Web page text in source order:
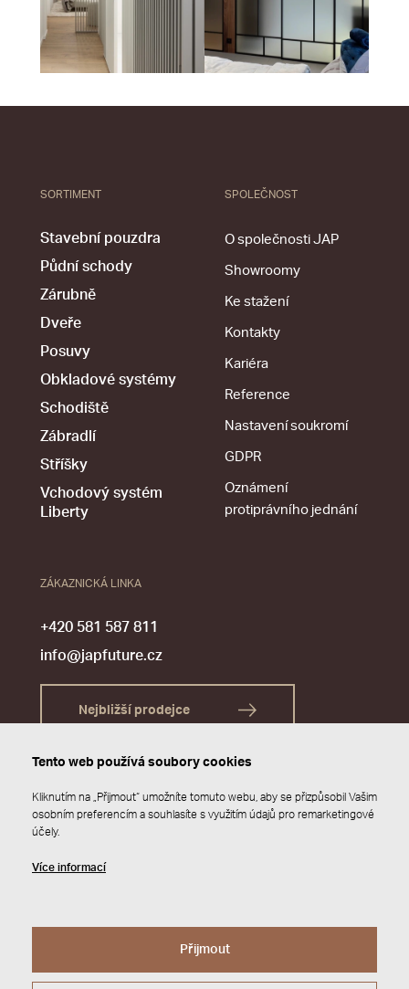
SORTIMENT
Stavební pouzdra
Půdní schody
Zárubně
Dveře
Posuvy
Obkladové systémy
Schodiště
Zábradlí
Stříšky
Vchodový systém
Liberty
SPOLEČNOST
O společnosti JAP
Showroomy
Ke stažení
Kontakty
Kariéra
Reference
Nastavení soukromí
GDPR
Oznámení
protiprávního jednání
ZÁKAZNICKÁ LINKA
+420 581 587 811
info@japfuture.cz
Nejbližší prodejce
© 2026 JAP FUTURE s.r.o.
Zásady ochrany osobních údajů
Tento web používá soubory cookies
Kliknutím na „Přijmout“ umožníte tomuto webu, aby se přizpůsobil Vašim
osobním preferencím a souhlasíte s využitím údajů pro remarketingové
účely.
Více informací
Přijmout